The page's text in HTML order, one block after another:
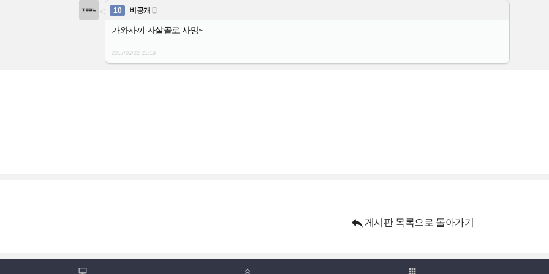
10 비공개 
가와사끼 자살골로 사망~
2017/02/22 21:19
 게시판 목록으로 돌아가기
  apps